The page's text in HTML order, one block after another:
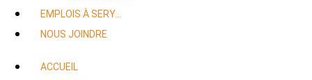
EMPLOIS À SERY…
NOUS JOINDRE
ACCUEIL